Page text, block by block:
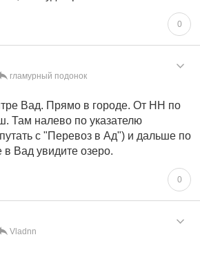
0
гламурный подонок
Вад. Прямо в городе. От НН по
Там налево по указателю
с "Перевоз в Ад") и дальше по
в Вад увидите озеро.
0
Vladnn